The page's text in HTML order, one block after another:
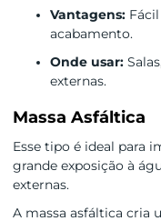
Vantagens:Fácil
acabamento.
Onde usar:
externas.
Massa Asfáltica
Esse tipo é ideal para
grande exposição à
externas.
A massa asfáltica cria